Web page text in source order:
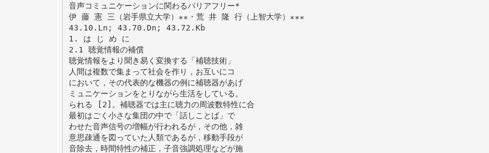
音声コミュニケーションに関わるバリアフリー*
伊 藤 憲 三（岩手県立大学）∗∗・荒 井 隆 行（上智大学）∗∗∗
43.10.Ln; 43.70.Dn; 43.72.Kb
1. は じ め に
2.1 聴覚情報の補償
聴覚情報をより聞き易く変換する「補聴技術」
人間は複数で集まって社会を作り，お互いにコ
において，その代表的な機器の例に補聴器があげ
ミュニケーションをとりながら生活をしている。
られる [2]。補聴器では主に聴力の周波数特性に合
最初はごく小さな集団の中で「話しことば」で
わせた音声信号の増幅が行われるが，その他，雑
意思疎通を図っていた人類であるが，移動手段が
音除去，時間特性の補正，子音強調処理などが施